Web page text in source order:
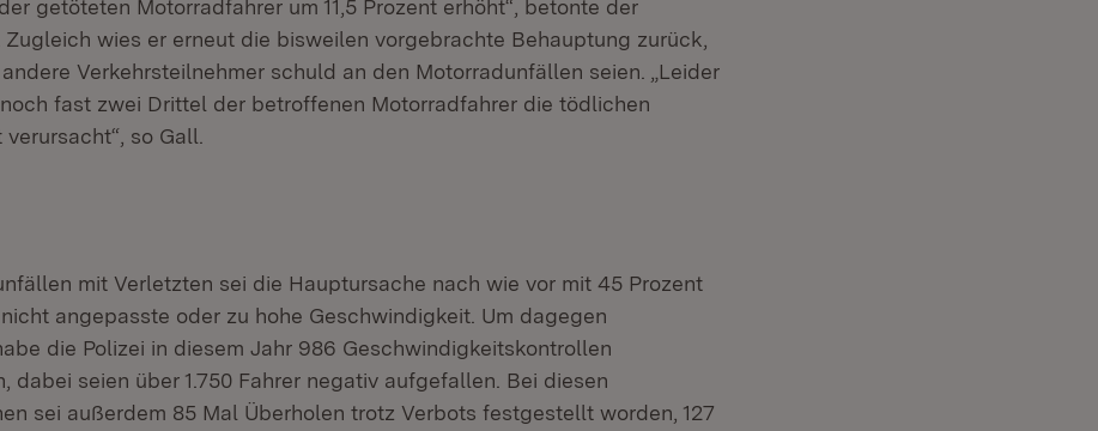
getöteten Motorradfahrer um 11,5 Prozent erhöht“, betonte der
Zugleich wies er erneut die bisweilen vorgebrachte Behauptung zurück,
Verkehrsteilnehmer schuld an den Motorradunfällen seien. „Leider
fast zwei Drittel der betroffenen Motorradfahrer die tödlichen
so Gall.
mit Verletzten sei die Hauptursache nach wie vor mit 45 Prozent
angepasste oder zu hohe Geschwindigkeit. Um dagegen
die Polizei in diesem Jahr 986 Geschwindigkeitskontrollen
dabei seien über 1.750 Fahrer negativ aufgefallen. Bei diesen
sei außerdem 85 Mal Überholen trotz Verbots festgestellt worden, 127